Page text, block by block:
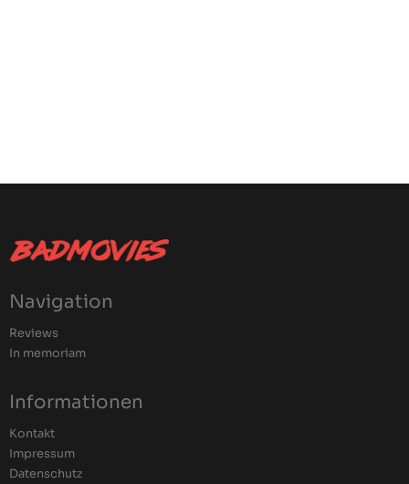
Navigation
Reviews
In memoriam
Informationen
Kontakt
Impressum
Datenschutz